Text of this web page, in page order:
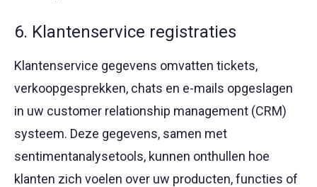
6. Klantenservice registraties
Klantenservice gegevens omvatten tickets,
verkoopgesprekken, chats en e-mails opgeslagen
in uw customer relationship management (CRM)
systeem. Deze gegevens, samen met
sentimentanalysetools, kunnen onthullen hoe
klanten zich voelen over uw producten, functies of